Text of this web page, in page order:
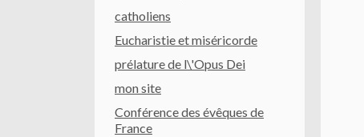
catholiens
Eucharistie et miséricorde
prélature de l\'Opus Dei
mon site
Conférence des évêques de
France